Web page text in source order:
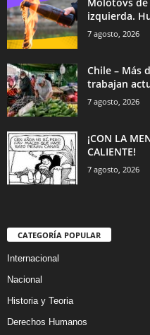
Molotovs
izquierda.
7 agosto, 2026
Chile – Más
trabajan
7 agosto, 2026
¡CON LA
CALIENTE!
7 agosto, 2026
CATEGORÍA POPULAR
Internacional
Nacional
Historia y Teoria
Derechos Humanos